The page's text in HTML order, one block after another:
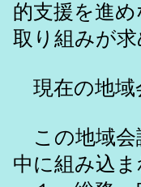
的支援を進
取り組みが求
現在の地域
この地域会
中に組み込ま